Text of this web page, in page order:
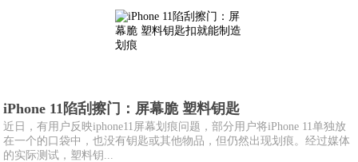
iPhone 11陷刮擦门：屏幕脆 塑料钥匙
近日，有用户反映iphone11屏幕划痕问题，部分用户将iPhone 11单独放
在一个的口袋中，也没有钥匙或其他物品，但仍然出现划痕。经过媒体
的实际测试，塑料钥...